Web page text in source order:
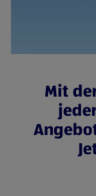
Mit